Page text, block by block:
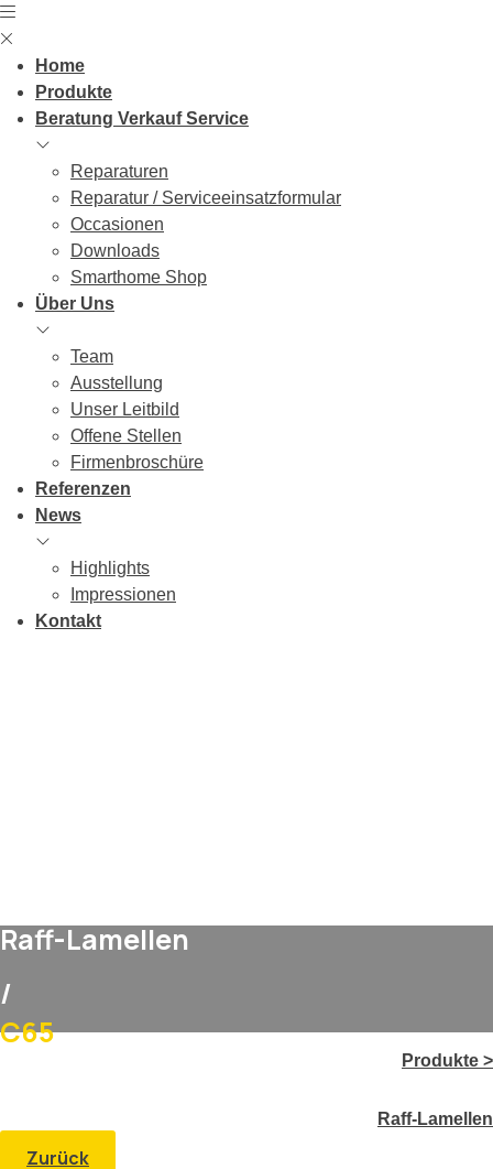
Skip
to
contentHome
Produkte
Beratung Verkauf Service
Reparaturen
Reparatur / Serviceeinsatzformular
Occasionen
Downloads
Smarthome Shop
Über Uns
Team
Ausstellung
Unser Leitbild
Offene Stellen
Firmenbroschüre
Referenzen
News
Highlights
Impressionen
Kontakt
Raff-Lamellen
/
C65
Produkte >
Raff-Lamellen
Zurück